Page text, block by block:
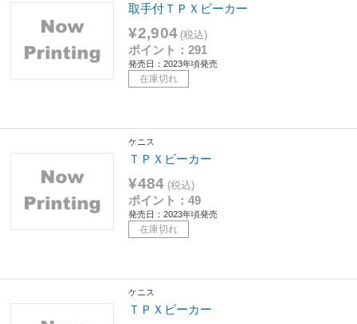
取手付ＴＰＸビーカー
¥2,904 (税込)
ポイント：291
発売日：2023年頃発売
在庫切れ
ケニス
ＴＰＸビーカー
¥484 (税込)
ポイント：49
発売日：2023年頃発売
在庫切れ
ケニス
ＴＰＸビーカー